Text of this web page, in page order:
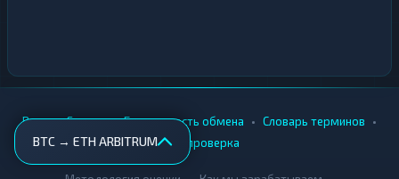
BTC → ETH ARBITRUM
Вики • Города • Безопасность обмена • Словарь терминов •
AML-проверка